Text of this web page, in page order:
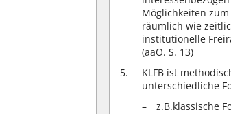
Möglichkeiten
räumlich wie
institutionelle
(aaO. S. 13)
KLFB ist
unterschiedliche
z.B.klassische